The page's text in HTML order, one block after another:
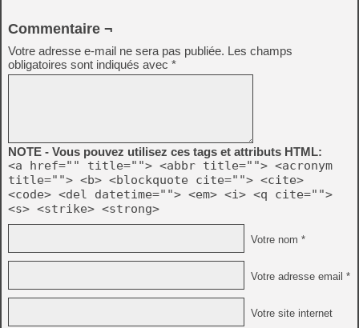
Commentaire ¬
Votre adresse e-mail ne sera pas publiée. Les champs
obligatoires sont indiqués avec *
NOTE - Vous pouvez utilisez ces tags et attributs HTML:
<a href="" title=""> <abbr title=""> <acronym
title=""> <b> <blockquote cite=""> <cite>
<code> <del datetime=""> <em> <i> <q cite="">
<s> <strike> <strong>
Votre nom *
Votre adresse email *
Votre site internet